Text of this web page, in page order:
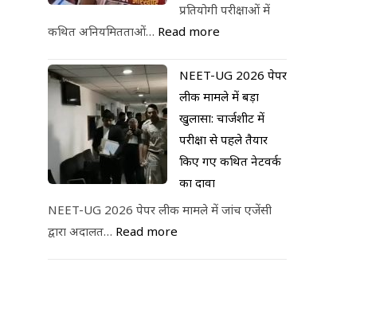
प्रतियोगी परीक्षाओं में
कथित अनियमितताओं… Read more
NEET-UG 2026 पेपर
लीक मामले में बड़ा
खुलासा: चार्जशीट में
परीक्षा से पहले तैयार
किए गए कथित नेटवर्क
का दावा
NEET-UG 2026 पेपर लीक मामले में जांच एजेंसी
द्वारा अदालत… Read more